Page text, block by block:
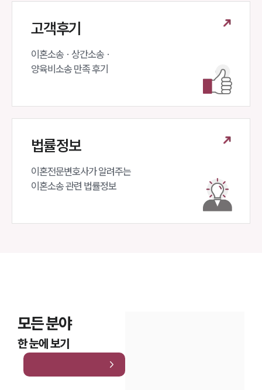
고객후기
이혼소송 · 상간소송 ·
양육비소송 만족 후기
법률정보
이혼전문변호사가 알려주는
이혼소송 관련 법률정보
모든 분야
한 눈에 보기